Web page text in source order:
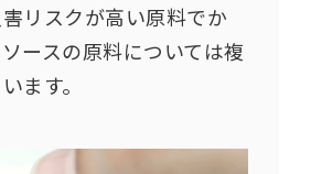
リスクが高い原料でか
ースの原料については複
ます。